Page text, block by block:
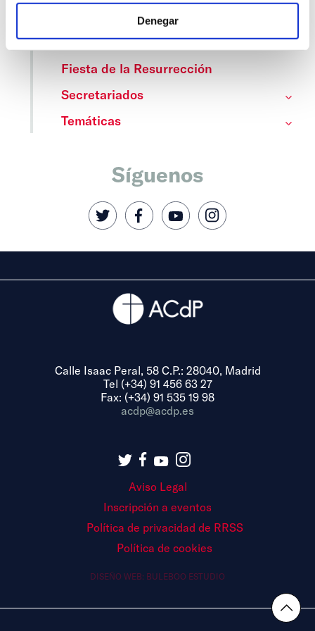
Denegar
Centros
Fiesta de la Resurrección
Secretariados
Temáticas
Síguenos
Calle Isaac Peral, 58 C.P.: 28040, Madrid
Tel (+34) 91 456 63 27
Fax: (+34) 91 535 19 98
acdp@acdp.es
Aviso Legal
Inscripción a eventos
Política de privacidad de RRSS
Política de cookies
DISEÑO WEB: BULEBOO ESTUDIO